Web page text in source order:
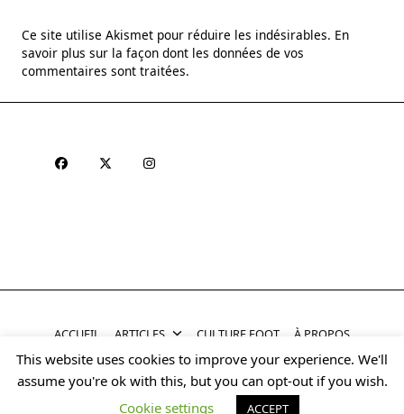
Ce site utilise Akismet pour réduire les indésirables. En
savoir plus sur la façon dont les données de vos
commentaires sont traitées.
ACCUEIL ARTICLES CULTURE FOOT À PROPOS
Copyright © 2026Yuki Halo Blog ThemeDesigned By
WP Moose
This website uses cookies to improve your experience. We'll
assume you're ok with this, but you can opt-out if you wish.
Cookie settings
ACCEPT